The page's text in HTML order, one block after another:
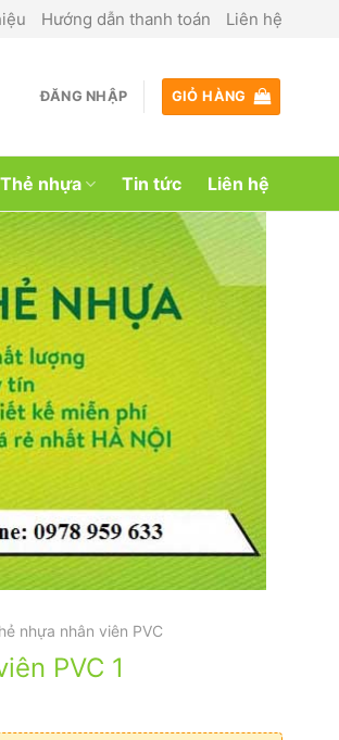
Hướng dẫn thanh toán Liên hệ
ĐĂNG NHẬP GIỎ HÀNG
Thẻ nhựa Tin tức Liên hệ
nhựa nhân viên PVC
PVC 1